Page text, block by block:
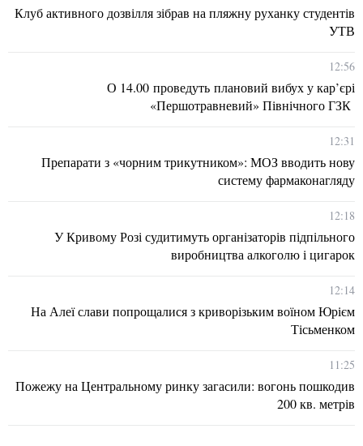
Клуб активного дозвілля зібрав на пляжну руханку студентів
УТВ
12:56
О 14.00 проведуть плановий вибух у кар’єрі
«Першотравневий» Північного ГЗК
12:31
Препарати з «чорним трикутником»: МОЗ вводить нову
систему фармаконагляду
12:18
У Кривому Розі судитимуть організаторів підпільного
виробництва алкоголю і цигарок
12:14
На Алеї слави попрощалися з криворізьким воїном Юрієм
Тісьменком
11:25
Пожежу на Центральному ринку загасили: вогонь пошкодив
200 кв. метрів